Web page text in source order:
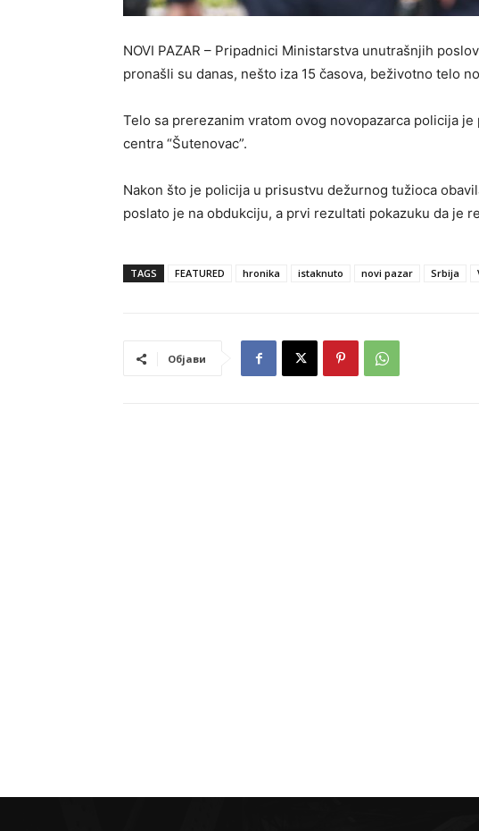
NOVI PAZAR – Pripadnici Ministarstva unutrašnjih
pronašli su danas, nešto iza 15 časova, beživotno telo
Telo sa prerezanim vratom ovog novopazarca policija
centra “Šutenovac”.
Nakon što je policija u prisustvu dežurnog tužioca
poslato je na obdukciju, a prvi rezultati pokazuku da je
TAGS FEATURED hronika istaknuto novi pazar Srbija
Објави